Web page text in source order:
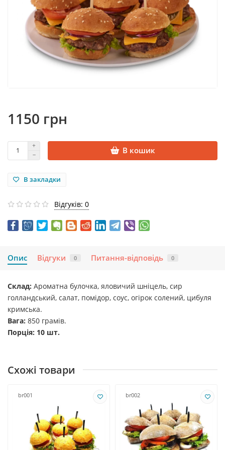
1150 грн
В кошик
В закладки
Відгуків: 0
Опис Відгуки 0 Питання-відповідь 0
Склад: Ароматна булочка, яловичий шніцель, сир
голландський, салат, помідор, соус, огірок солений, цибуля
кримська.
Вага: 850 грамів.
Порція: 10 шт.
Схожі товари
br001 br002